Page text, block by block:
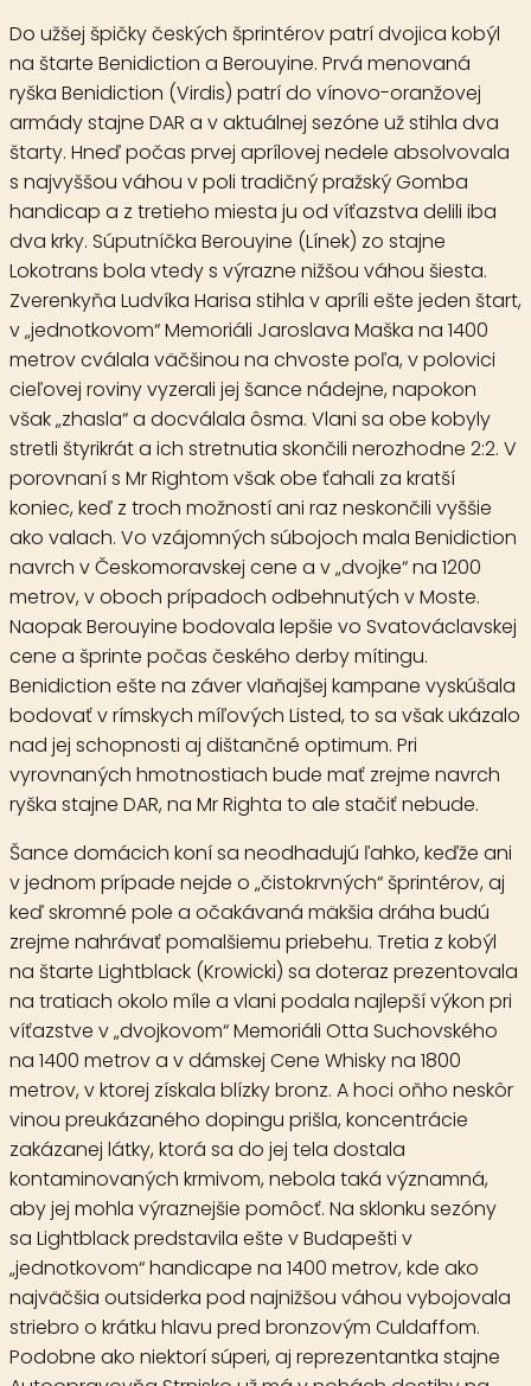
Do užšej špičky českých šprintérov patrí dvojica kobýl
na štarte Benidiction a Berouyine. Prvá menovaná
ryška Benidiction (Virdis) patrí do vínovo-oranžovej
armády stajne DAR a v aktuálnej sezóne už stihla dva
štarty. Hneď počas prvej aprílovej nedele absolvovala
s najvyššou váhou v poli tradičný pražský Gomba
handicap a z tretieho miesta ju od víťazstva delili iba
dva krky. Súputníčka Berouyine (Línek) zo stajne
Lokotrans bola vtedy s výrazne nižšou váhou šiesta.
Zverenkyňa Ludvíka Harisa stihla v apríli ešte jeden štart,
v „jednotkovom“ Memoriáli Jaroslava Maška na 1400
metrov cválala väčšinou na chvoste poľa, v polovici
cieľovej roviny vyzerali jej šance nádejne, napokon
však „zhasla“ a docválala ôsma. Vlani sa obe kobyly
stretli štyrikrát a ich stretnutia skončili nerozhodne 2:2. V
porovnaní s Mr Rightom však obe ťahali za kratší
koniec, keď z troch možností ani raz neskončili vyššie
ako valach. Vo vzájomných súbojoch mala Benidiction
navrch v Českomoravskej cene a v „dvojke“ na 1200
metrov, v oboch prípadoch odbehnutých v Moste.
Naopak Berouyine bodovala lepšie vo Svatováclavskej
cene a šprinte počas českého derby mítingu.
Benidiction ešte na záver vlaňajšej kampane vyskúšala
bodovať v rímskych míľových Listed, to sa však ukázalo
nad jej schopnosti aj dištančné optimum. Pri
vyrovnaných hmotnostiach bude mať zrejme navrch
ryška stajne DAR, na Mr Righta to ale stačiť nebude.
Šance domácich koní sa neodhadujú ľahko, keďže ani
v jednom prípade nejde o „čistokrvných“ šprintérov, aj
keď skromné pole a očakávaná mäkšia dráha budú
zrejme nahrávať pomalšiemu priebehu. Tretia z kobýl
na štarte Lightblack (Krowicki) sa doteraz prezentovala
na tratiach okolo míle a vlani podala najlepší výkon pri
víťazstve v „dvojkovom“ Memoriáli Otta Suchovského
na 1400 metrov a v dámskej Cene Whisky na 1800
metrov, v ktorej získala blízky bronz. A hoci oňho neskôr
vinou preukázaného dopingu prišla, koncentrácie
zakázanej látky, ktorá sa do jej tela dostala
kontaminovaných krmivom, nebola taká významná,
aby jej mohla výraznejšie pomôcť. Na sklonku sezóny
sa Lightblack predstavila ešte v Budapešti v
„jednotkovom“ handicape na 1400 metrov, kde ako
najväčšia outsiderka pod najnižšou váhou vybojovala
striebro o krátku hlavu pred bronzovým Culdaffom.
Podobne ako niektorí súperi, aj reprezentantka stajne